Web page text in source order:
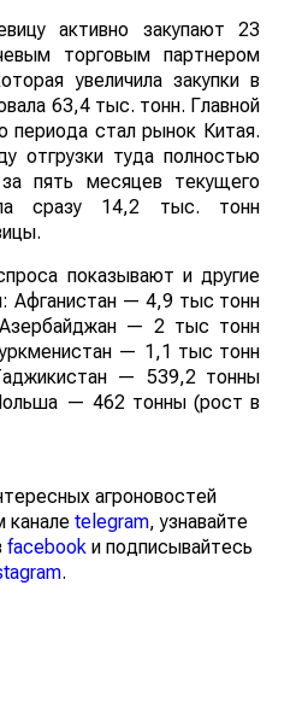
активно закупают 23
торговым партнером
увеличила закупки в
63,4 тыс. тонн. Главной
периода стал рынок Китая.
отгрузки туда полностью
пять месяцев текущего
сразу 14,2 тыс. тонн
показывают и другие
Афганистан — 4,9 тыс тонн
— 2 тыс тонн
— 1,1 тыс тонн
— 539,2 тонны
— 462 тонны (рост в
агроновостей
канале telegram, узнавайте
facebook и подписывайтесь
.